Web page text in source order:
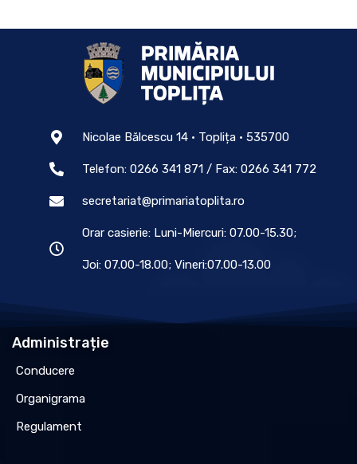
Nicolae Bălcescu 14 • Toplița • 535700
Telefon: 0266 341 871 / Fax: 0266 341 772
secretariat@primariatoplita.ro
Orar casierie: Luni-Miercuri: 07.00-15.30;
Joi: 07.00-18.00; Vineri:07.00-13.00
Administrație
Conducere
Organigrama
Regulament